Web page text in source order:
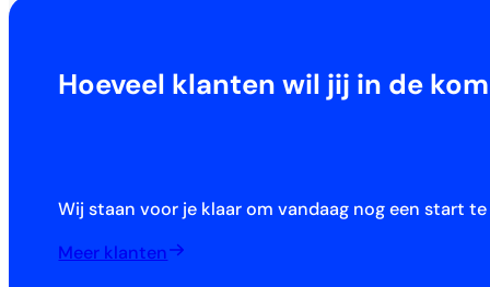
Hoeveel klanten wil jij in de
Wij staan voor je klaar om vandaag nog een start
Meer klanten